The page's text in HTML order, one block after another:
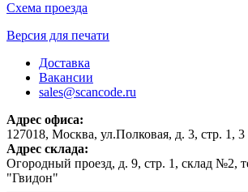
Схема проезда
Версия для печати
Доставка
Вакансии
sales@scancode.ru
Адрес офиса:
127018, Москва, ул.Полковая, д. 3, стр. 1, 3
Адрес склада:
Огородный проезд, д. 9, стр. 1, склад №2,
"Гвидон"